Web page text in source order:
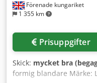
Förenade kungariket
1 355 km
Prisuppgifter
Skick: mycket bra
formig blandare Märke: